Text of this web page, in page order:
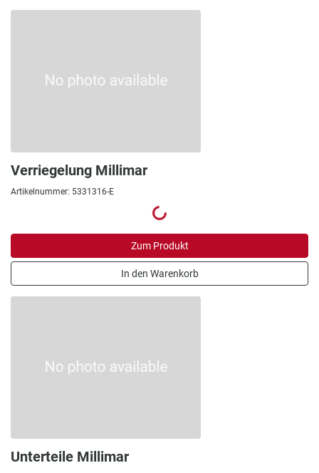
Verriegelung Millimar
Artikelnummer: 5331316-E
Zum Produkt
In den Warenkorb
Unterteile Millimar